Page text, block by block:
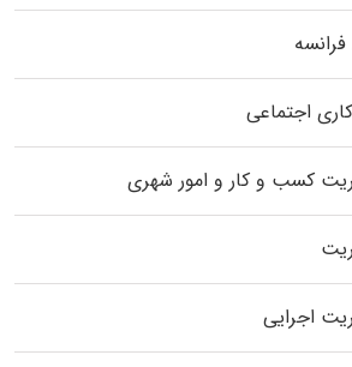
اجتماعی
کسب و کار و امور شهری
اجرایی